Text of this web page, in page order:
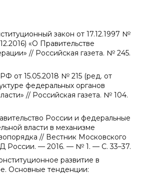
закон от 17.12.1997 №
«О Правительстве
// Российская газета. № 245.
от 15.05.2018 № 215 (ред. от
федеральных органов
// Российская газета. № 104.
России и федеральные
власти в механизме
// Вестник Московского
России. — 2016. — № 1. — С. 33–37.
развитие в
Основные тенденции: